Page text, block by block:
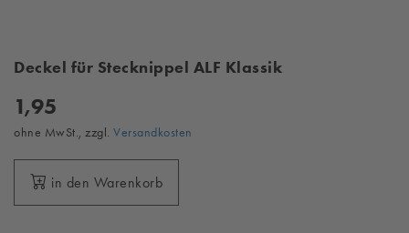
Deckel für Stecknippel ALF Klassik
1,95
ohne MwSt., zzgl. Versandkosten
in den Warenkorb